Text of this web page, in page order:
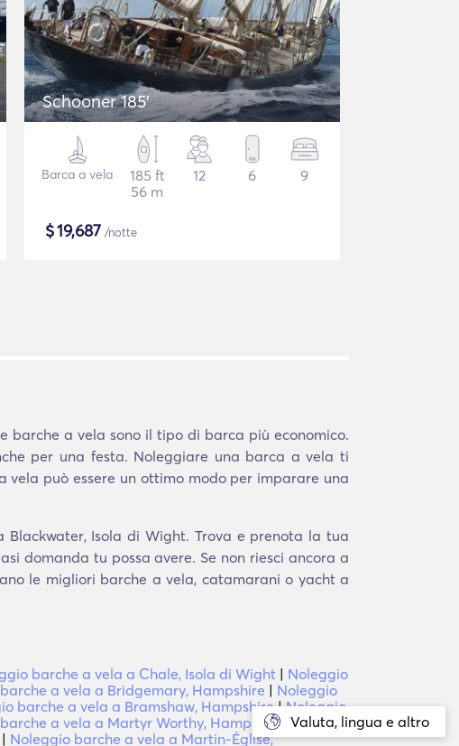
Schooner 185'
Barca a vela
185 ft
56 m
12 6 9
$19,687 /notte
Valuta, lingua e altro
barche a vela sono il tipo di barca più economico.
per una festa. Noleggiare una barca a vela ti
può essere un ottimo modo per imparare una
Isola di Wight. Trova e prenota la tua
domanda tu possa avere. Se non riesci ancora a
le migliori barche a vela, catamarani o yacht a
barche a vela a Chale, Isola di Wight | Noleggio
a vela a Bridgemary, Hampshire | Noleggio
barche a vela a Bramshaw, Hampshire|Noleggio
a vela a Martyr Worthy, Hampshire |
| Noleggio barche a vela a Martin-Église,